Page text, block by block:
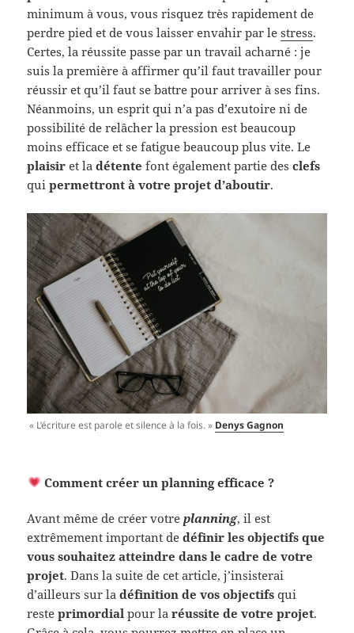
minimum à vous, vous risquez très rapidement de
perdre pied et de vous laisser envahir par lestress.
Certes, la réussite passe par un travail acharné : je
suis la première à affirmer qu’il faut travailler pour
réussir et qu’il faut se battre pour arriver à ses fins.
Néanmoins, un esprit qui n’a pas d’exutoire ni de
possibilité de relâcher la pression est beaucoup
moins efficace et se fatigue beaucoup plus vite. Le
plaisir et ladétente font également partie desclefs
quipermettront à votre projet d’aboutir.
« L’écriture est parole et silence à la fois. » Denys Gagnon
Comment créer un planning efficace ?
Avant même de créer votreplanning, il est
extrêmement important dedéfinir les objectifs que
vous souhaitez atteindre dans le cadre de votre
projet. Dans la suite de cet article, j’insisterai
d’ailleurs sur ladéfinition de vos objectifs qui
resteprimordial pour laréussite de votre projet.